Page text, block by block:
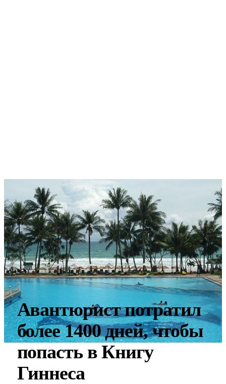
Авантюрист потратил
более 1400 дней, чтобы
попасть в Книгу
Гиннеса